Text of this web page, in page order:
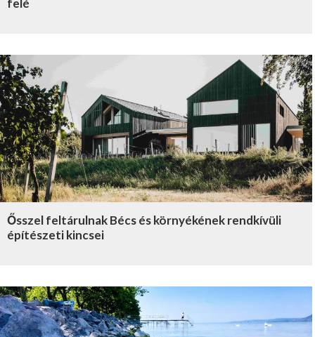
felé
Ősszel feltárulnak Bécs és környékének rendkívüli
építészeti kincsei